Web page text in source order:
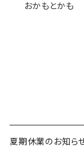
おかもとかも
夏期休業のお知ら